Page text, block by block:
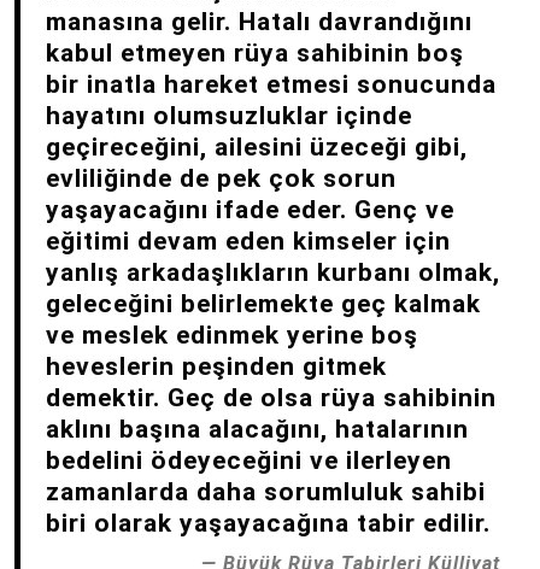
manasına gelir. Hatalı davrandığını
kabul etmeyen rüya sahibinin boş
bir inatla hareket etmesi sonucunda
hayatını olumsuzluklar içinde
geçireceğini, ailesini üzeceği gibi,
evliliğinde de pek çok sorun
yaşayacağını ifade eder. Genç ve
eğitimi devam eden kimseler için
yanlış arkadaşlıkların kurbanı olmak,
geleceğini belirlemekte geç kalmak
ve meslek edinmek yerine boş
heveslerin peşinden gitmek
demektir. Geç de olsa rüya sahibinin
aklını başına alacağını, hatalarının
bedelini ödeyeceğini ve ilerleyen
zamanlarda daha sorumluluk sahibi
biri olarak yaşayacağına tabir edilir.
Büyük Rüya Tabirleri Külliyat